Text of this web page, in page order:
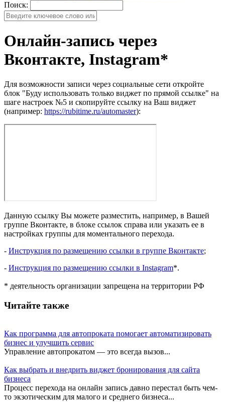
Поиск:
Онлайн-запись через
Вконтакте, Instagram*
Для возможности записи через социальные сети откройте
блок "Буду использовать только виджет по прямой ссылке" на
шаге настроек №5 и скопируйте ссылку на Ваш виджет
(например: https://rubitime.ru/automaster):
Данную ссылку Вы можете разместить, например, в Вашей
группе Вконтакте, в блоке ссылок справа или указать ее в
настройках группы для моментального перехода.
- Инструкция по размещению ссылки в группе Вконтакте;
- Инструкция по размещению ссылки в Instagram*.
* деятельность организации запрещена на территории РФ
Читайте также
Как программа для автопроката помогает автоматизировать
бизнес и улучшить сервис
Управление автопрокатом — это всегда вызов...
Как выбрать и внедрить виджет бронирования для сайта
бизнеса
Процесс перехода на онлайн запись давно перестал быть чем-
то экзотическим для малого и среднего бизнеса...